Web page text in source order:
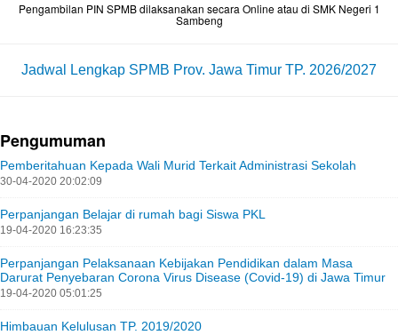
Pengambilan PIN SPMB dilaksanakan secara Online atau di SMK Negeri 1
Sambeng
Jadwal Lengkap SPMB Prov. Jawa Timur TP. 2026/2027
Pengumuman
Pemberitahuan Kepada Wali Murid Terkait Administrasi Sekolah
30-04-2020 20:02:09
Perpanjangan Belajar di rumah bagi Siswa PKL
19-04-2020 16:23:35
Perpanjangan Pelaksanaan Kebijakan Pendidikan dalam Masa
Darurat Penyebaran Corona Virus Disease (Covid-19) di Jawa Timur
19-04-2020 05:01:25
Himbauan Kelulusan TP. 2019/2020